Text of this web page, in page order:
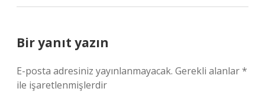
Bir yanıt yazın
E-posta adresiniz yayınlanmayacak. Gerekli alanlar*
ile işaretlenmişlerdir